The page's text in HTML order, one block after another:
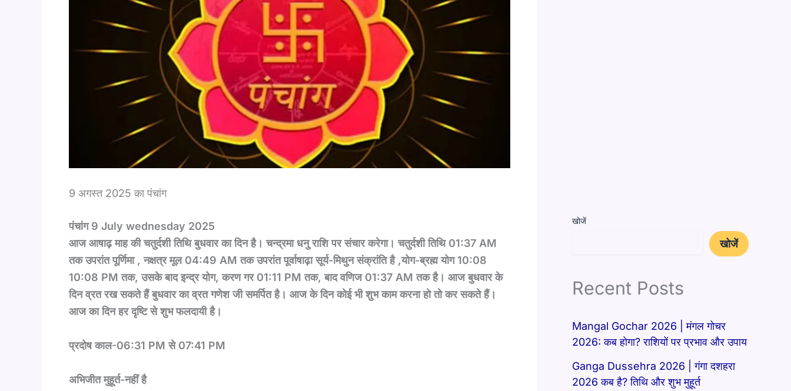
9 अगस्त 2025 का पंचांग
पंचांग 9 July wednesday 2025
आज आषाढ़ माह की चतुर्दशी तिथि बुधवार का दिन है। चन्द्रमा धनु राशि पर संचार करेगा। चतुर्दशी तिथि 01:37 AM
तक उपरांत पूर्णिमा ,नक्षत्र मूल 04:49 AMतक उपरांत पूर्वाषाढ़ा सूर्य-मिथुन संक्रांति है ,योग-ब्रह्म योग 10:08
10:08 PM तक, उसके बाद इन्द्र योग, करण गर 01:11 PM तक, बाद वणिज 01:37 AM तक है। आज बुधवार के
दिन व्रत रख सकते हैं बुधवार का व्रत गणेश जी समर्पित है। आज के दिन कोई भी शुभ काम करना हो तो कर सकते हैं।
आज का दिन हर दृष्टि से शुभ फलदायी है।
प्रदोष काल-06:31 PMसे 07:41 PM
अभिजीत मुहूर्त-नहीं है
खोजें
खोजें
Recent Posts
Mangal Gochar 2026 | मंगल गोचर
2026: कब होगा? राशियों पर प्रभाव और उपाय
Ganga Dussehra 2026 | गंगा दशहरा
2026 कब है? तिथि और शुभ मुहूर्त